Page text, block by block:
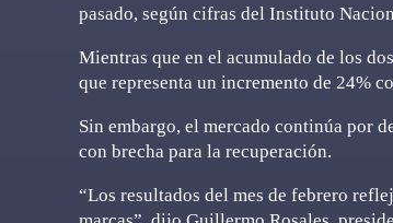
pasado, según cifras del Instituto
Mientras que en el acumulado de los
que representa un incremento de 24%
Sin embargo, el mercado continúa por
con brecha para la recuperación.
“Los resultados del mes de febrero